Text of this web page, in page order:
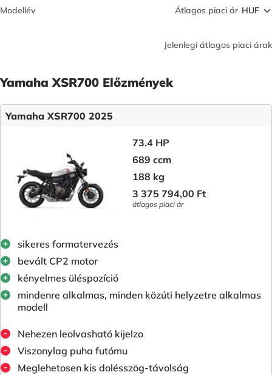
Modellév Átlagos piaci ár
Jelenlegi átlagos piaci árak
Yamaha XSR700 Előzmények
Yamaha XSR700 2025
73.4 HP
689 ccm
188 kg
3 375 794,00 Ft
átlagos piaci ár
sikeres formatervezés
bevált CP2 motor
kényelmes üléspozíció
mindenre alkalmas, minden közúti helyzetre alkalmas
modell
Nehezen leolvasható kijelzo
Viszonylag puha futómu
Meglehetosen kis dolésszög-távolság